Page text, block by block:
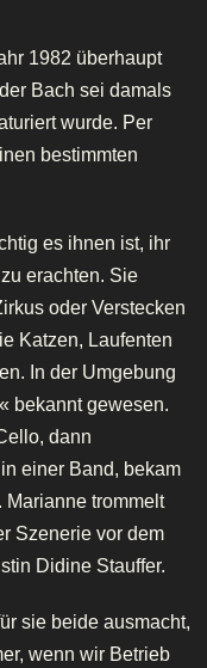
1982 überhaupt
Bach sei damals
wurde. Per
bestimmten
es ihnen ist, ihr
erachten. Sie
oder Verstecken
Katzen, Laufenten
In der Umgebung
bekannt gewesen.
dann
einer Band, bekam
Marianne trommelt
Szenerie vor dem
Didine Stauffer.
sie beide ausmacht,
wenn wir Betrieb